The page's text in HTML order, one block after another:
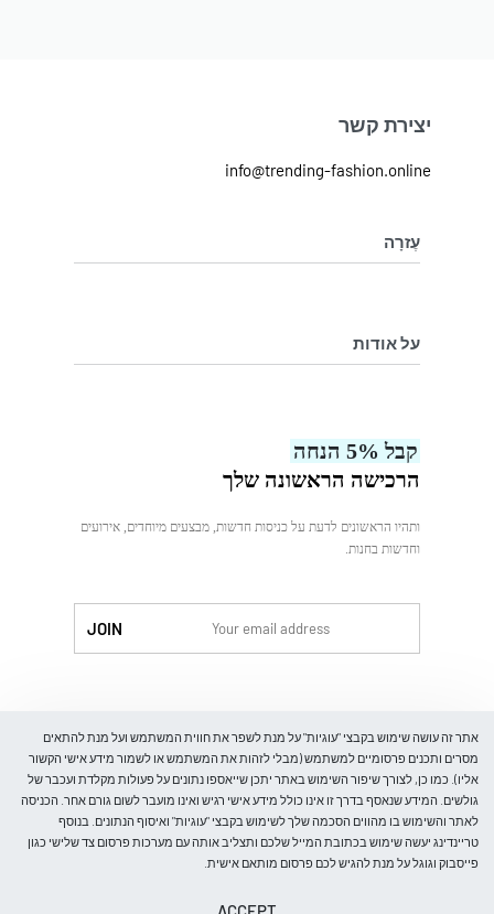
יצירת קשר
info@trending-fashion.online
עֶזרָה
מדיניות פרטיות
על אודות
עלינו
צור קשר
קבל 5% הנחה
הרכישה הראשונה שלך
ותהיו הראשונים לדעת על כניסות חדשות, מבצעים מיוחדים, אירועים
וחדשות בחנות.
לִקְנוֹת
חנות
חולצות
בלייזרים
אתר זה עושה שימוש בקבצי "עוגיות" על מנת לשפר את חווית המשתמש ועל מנת להתאים
מסרים ותכנים פרסומיים למשתמש (מבלי לזהות את המשתמש או לשמור מידע אישי הקשור
אליו). כמו כן, לצורך שיפור השימוש באתר יתכן שייאספו נתונים על פעולות מקלדת ועכבר של
גולשים. המידע שנאסף בדרך זו אינו כולל מידע אישי רגיש ואינו מועבר לשום גורם אחר. הכניסה
לאתר והשימוש בו מהווים הסכמה שלך לשימוש בקבצי "עוגיות" ואיסוף הנתונים. בנוסף
טריינדינג יעשה שימוש בכתובת המייל שלכם ותצליב אותה עם מערכות פרסום צד שלישי כגון
פייסבוק וגוגל על מנת להגיש לכם פרסום מותאם אישית.